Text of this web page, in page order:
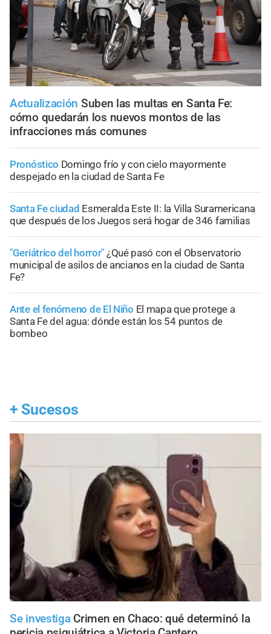
Actualización Suben las multas en Santa Fe:
cómo quedarán los nuevos montos de las
infracciones más comunes
Pronóstico Domingo frío y con cielo mayormente
despejado en la ciudad de Santa Fe
Santa Fe ciudad Esmeralda Este II: la Villa Suramericana
que después de los Juegos será hogar de 346 familias
"Geriátrico del horror" ¿Qué pasó con el Observatorio
municipal de asilos de ancianos en la ciudad de Santa
Fe?
Ante el fenómeno de El Niño El mapa que protege a
Santa Fe del agua: dónde están los 54 puntos de
bombeo
+ Sucesos
Se investiga Crimen en Chaco: qué determinó la